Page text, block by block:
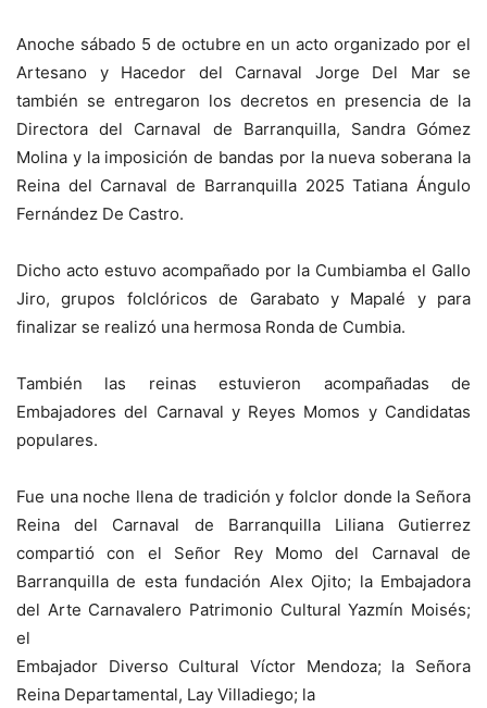
Anoche sábado 5 de octubre en un acto organizado por el
Artesano y Hacedor del Carnaval Jorge Del Mar se
también se entregaron los decretos en presencia de la
Directora del Carnaval de Barranquilla, Sandra Gómez
Molina y la imposición de bandas por la nueva soberana la
Reina del Carnaval de Barranquilla 2025 Tatiana Ángulo
Fernández De Castro.
Dicho acto estuvo acompañado por la Cumbiamba el Gallo
Jiro, grupos folclóricos de Garabato y Mapalé y para
finalizar se realizó una hermosa Ronda de Cumbia.
También las reinas estuvieron acompañadas de
Embajadores del Carnaval y Reyes Momos y Candidatas
populares.
Fue una noche llena de tradición y folclor donde la Señora
Reina del Carnaval de Barranquilla Liliana Gutierrez
compartió con el Señor Rey Momo del Carnaval de
Barranquilla de esta fundación Alex Ojito; la Embajadora
del Arte Carnavalero Patrimonio Cultural Yazmín Moisés;
el
Embajador Diverso Cultural Víctor Mendoza; la Señora
Reina Departamental, Lay Villadiego; la